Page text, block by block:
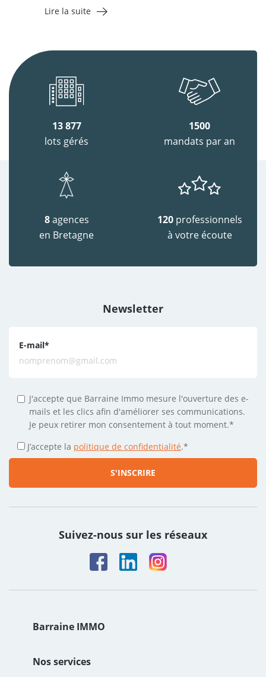
Lire la suite
13 877
lots gérés
1500
mandats par an
8agences
en Bretagne
120 professionnels
à votre écoute
Barraine IMMO
Le groupe
Nos services
Newsletter
E-mail*
J'accepte que Barraine Immo mesure l'ouverture des e-
mails et les clics afin d'améliorer ses communications.
Je peux retirer mon consentement à tout moment.*
J’accepte la politique de confidentialité.*
Suivez-nous sur les réseaux